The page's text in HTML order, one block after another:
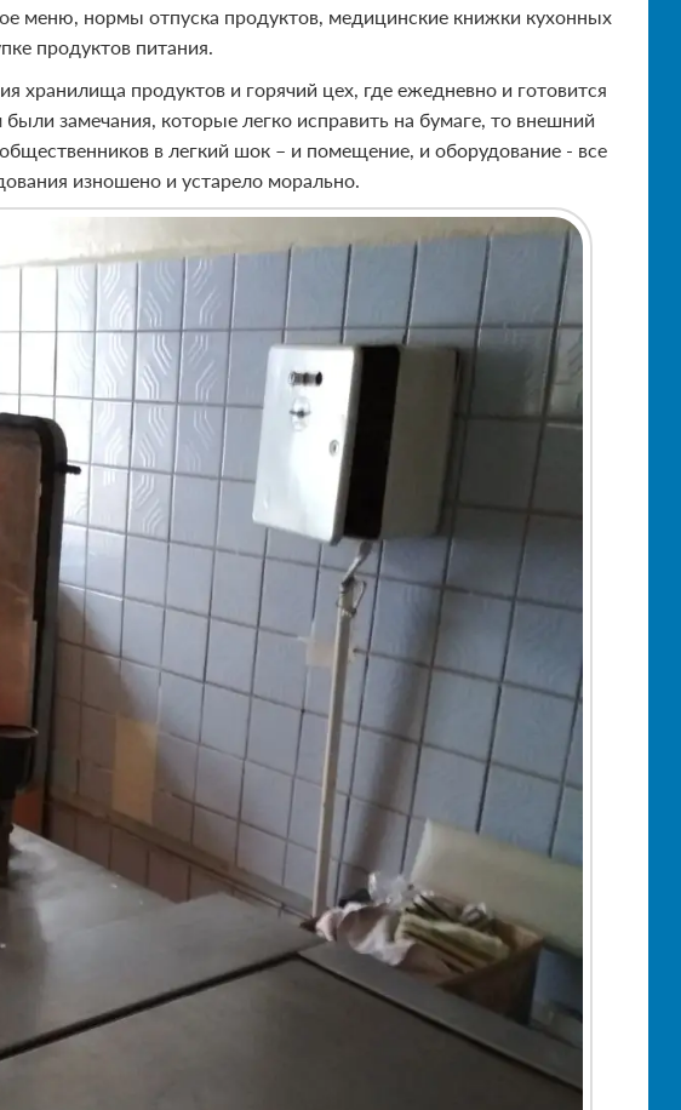
меню, нормы отпуска продуктов, медицинские книжки кухонных
продуктов питания.
продуктов и горячий цех, где ежедневно и готовится
замечания, которые легко исправить на бумаге, то внешний
в легкий шок – и помещение, и оборудование - все
изношено и устарело морально.